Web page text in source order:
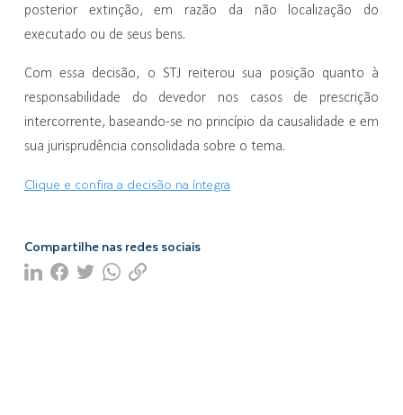
posterior extinção, em razão da não localização do
executado ou de seus bens.
Com essa decisão, o STJ reiterou sua posição quanto à
responsabilidade do devedor nos casos de prescrição
intercorrente, baseando-se no princípio da causalidade e em
sua jurisprudência consolidada sobre o tema.
Clique e confira a decisão na íntegra
Compartilhe nas redes sociais